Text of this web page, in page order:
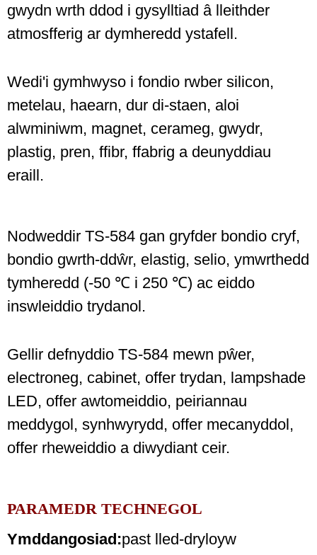
gwydn wrth ddod i gysylltiad â lleithder
atmosfferig ar dymheredd ystafell.
Wedi'i gymhwyso i fondio rwber silicon,
metelau, haearn, dur di-staen, aloi
alwminiwm, magnet, cerameg, gwydr,
plastig, pren, ffibr, ffabrig a deunyddiau
eraill.
Nodweddir TS-584 gan gryfder bondio cryf,
bondio gwrth-ddŵr, elastig, selio, ymwrthedd
tymheredd (-50 ℃ i 250 ℃) ac eiddo
inswleiddio trydanol.
Gellir defnyddio TS-584 mewn pŵer,
electroneg, cabinet, offer trydan, lampshade
LED, offer awtomeiddio, peiriannau
meddygol, synhwyrydd, offer mecanyddol,
offer rheweiddio a diwydiant ceir.
PARAMEDR TECHNEGOL
Ymddangosiad:past lled-dryloyw